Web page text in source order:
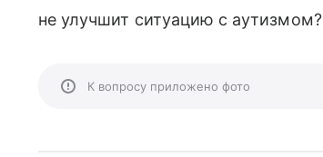
не улучшит ситуацию с аутизмом?
К вопросу приложено фото